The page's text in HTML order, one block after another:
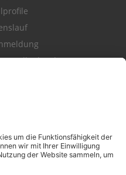
Stellenkatalog
AGB